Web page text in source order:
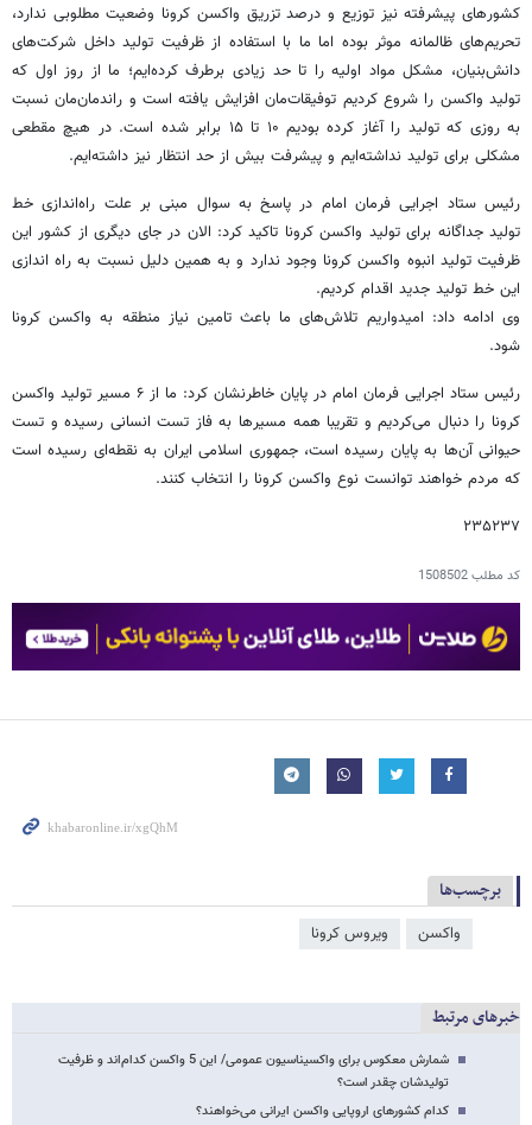
کشورهای پیشرفته نیز توزیع و درصد تزریق واکسن کرونا وضعیت مطلوبی ندارد،
تحریم‌های ظالمانه موثر بوده اما ما با استفاده از ظرفیت تولید داخل شرکت‌های
دانش‌بنیان، مشکل مواد اولیه را تا حد زیادی برطرف کرده‌ایم؛ ما از روز اول که
تولید واکسن را شروع کردیم توفیقات‌مان افزایش یافته است و راندمان‌مان نسبت
به روزی که تولید را آغاز کرده بودیم ۱۰ تا ۱۵ برابر شده است. در هیچ مقطعی
مشکلی برای تولید نداشته‌ایم و پیشرفت بیش از حد انتظار نیز داشته‌ایم.
رئیس ستاد اجرایی فرمان امام در پاسخ به سوال مبنی بر علت راه‌اندازی خط
تولید جداگانه برای تولید واکسن کرونا تاکید کرد: الان در جای دیگری از کشور این
ظرفیت تولید انبوه واکسن کرونا وجود ندارد و به همین دلیل نسبت به راه اندازی
این خط تولید جدید اقدام کردیم‌.
وی ادامه داد: امیدواریم تلاش‌های ما باعث تامین نیاز منطقه به واکسن کرونا
شود.
رئیس ستاد اجرایی فرمان امام در پایان خاطرنشان کرد: ما از ۶ مسیر تولید واکسن
کرونا را دنبال می‌کردیم و تقریبا همه مسیرها به فاز تست انسانی رسیده و تست
حیوانی آن‌ها به پایان رسیده است، جمهوری اسلامی ایران به نقطه‌ای رسیده است
که مردم خواهند توانست نوع واکسن کرونا را انتخاب کنند.
۲۳۵۲۳۷
کد مطلب1508502
برچسب‌ها
واکسن ویروس کرونا
خبرهای مرتبط
شمارش معکوس برای واکسیناسیون عمومی/ این 5 واکسن کدام‌اند و ظرفیت
تولیدشان چقدر است؟
کدام کشورهای اروپایی واکسن ایرانی می‌خواهند؟